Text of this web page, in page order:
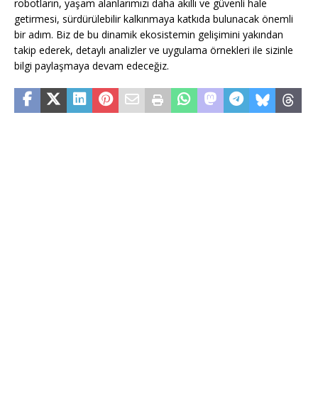
robotların, yaşam alanlarımızı daha akıllı ve güvenli hale
getirmesi, sürdürülebilir kalkınmaya katkıda bulunacak önemli
bir adım. Biz de bu dinamik ekosistemin gelişimini yakından
takip ederek, detaylı analizler ve uygulama örnekleri ile sizinle
bilgi paylaşmaya devam edeceğiz.